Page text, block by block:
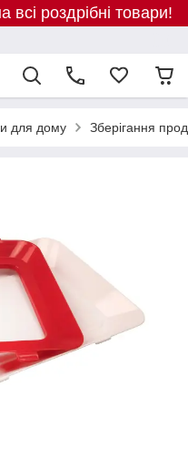
всі роздрібні товари!
для дому Зберігання